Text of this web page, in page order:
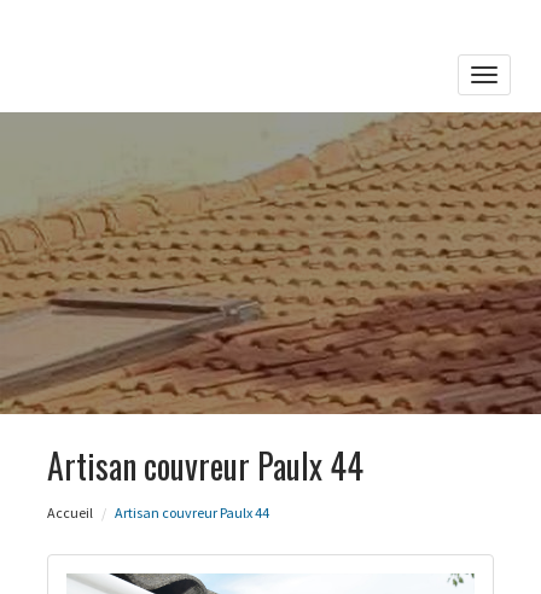
Toggle
Artisan couvreur Paulx 44
Accueil Artisan couvreur Paulx 44